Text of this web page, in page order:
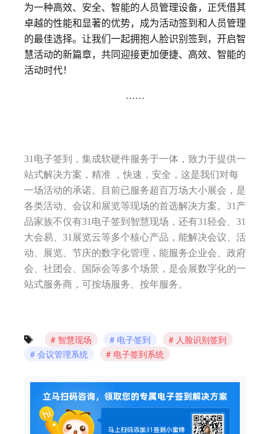
为一种高效、安全、智能的人员管理设备，正凭借其
卓越的性能和显著的优势，成为活动签到和人员管理
的最佳选择。让我们一起拥抱人脸识别签到，开启智
慧活动的新篇章，共同迎接更加便捷、高效、智能的
活动时代！
……
31电子签到，集成软硬件服务于一体，致力于提供一
站式解决方案，精准 ，快速，安全，这是我们对每
一场活动的承诺。目前已服务超百万场大小展会，是
各类活动、会议和展览等现场的首选解决方案。31产
品家族不仅有31电子签到智慧现场，还有31轻会、31
大会易、31展览云等多个核心产品，能解决会议、活
动、展览、节庆的数字化管理，能服务企业会、政府
会、社团会、国际会等多个场景，是会展数字化的一
站式服务商，可按场服务、按年服务。
智慧现场 电子签到
人脸识别签到
会议管理系统
电子签到系统